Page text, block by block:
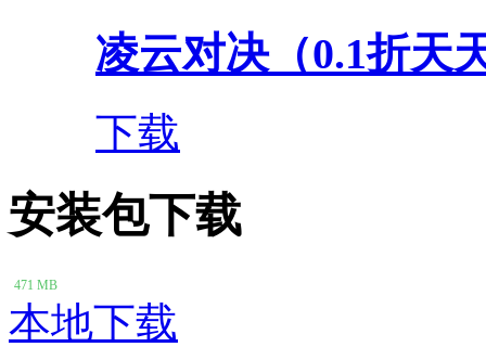
凌云对决（0.1折天
下载
安装包下载
471 MB
本地下载